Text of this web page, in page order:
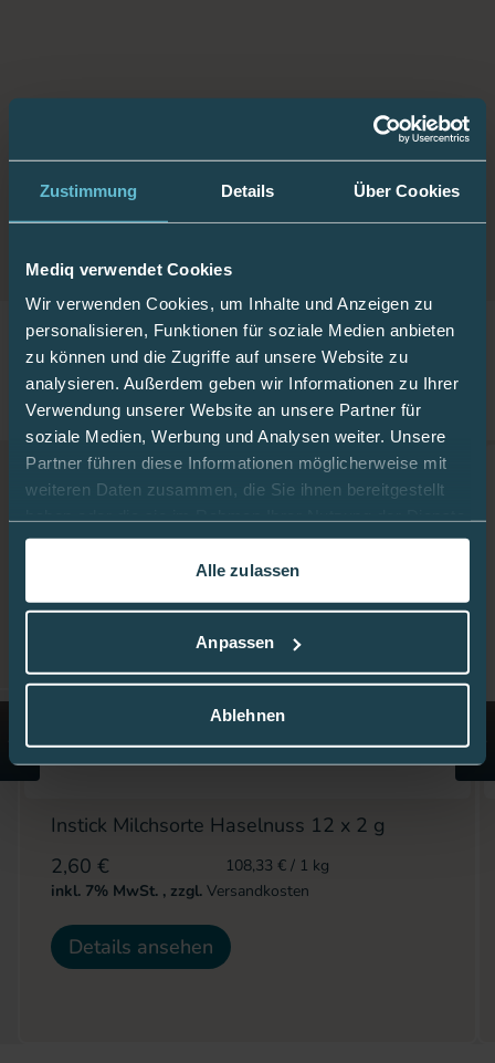
Zustimmung Details Über Cookies
Mediq verwendet Cookies
Wir verwenden Cookies, um Inhalte und Anzeigen zu
personalisieren, Funktionen für soziale Medien anbieten
zu können und die Zugriffe auf unsere Website zu
analysieren. Außerdem geben wir Informationen zu Ihrer
Verwendung unserer Website an unsere Partner für
soziale Medien, Werbung und Analysen weiter. Unsere
Partner führen diese Informationen möglicherweise mit
weiteren Daten zusammen, die Sie ihnen bereitgestellt
gesammelt haben.
In dieser
Alle zulassen
Anpassen
Ablehnen
Hersteller/Anbieter Instick
Verwandte Artikel
Passende Artikel zu diesem Produkt
Instick Milchsorte Haselnuss 12 x 2 g
2,60 €
inkl. 7% MwSt. , zzgl. Versandkosten
108,33 €/ 1 kg
Details ansehen